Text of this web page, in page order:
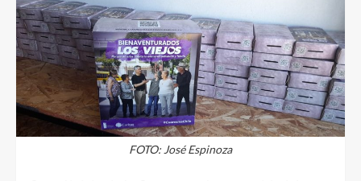
FOTO: José Espinoza